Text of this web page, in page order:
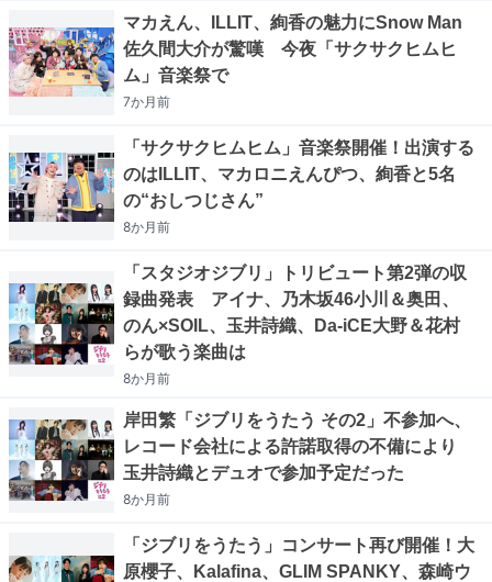
マカえん、ILLIT、絢香の魅力にSnow Man
佐久間大介が驚嘆 今夜「サクサクヒムヒ
ム」音楽祭で
7か月前
「サクサクヒムヒム」音楽祭開催！出演する
のはILLIT、マカロニえんぴつ、絢香と5名
の“おしつじさん”
8か月前
「スタジオジブリ」トリビュート第2弾の収
録曲発表 アイナ、乃木坂46小川＆奥田、
のん×SOIL、玉井詩織、Da-iCE大野＆花村
らが歌う楽曲は
8か月前
岸田繁「ジブリをうたう その2」不参加へ、
レコード会社による許諾取得の不備により
玉井詩織とデュオで参加予定だった
8か月前
「ジブリをうたう」コンサート再び開催！大
原櫻子、Kalafina、GLIM SPANKY、森崎ウ